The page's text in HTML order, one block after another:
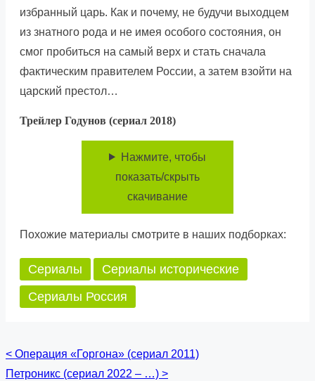
избранный царь. Как и почему, не будучи выходцем
из знатного рода и не имея особого состояния, он
смог пробиться на самый верх и стать сначала
фактическим правителем России, а затем взойти на
царский престол…
Трейлер Годунов (сериал 2018)
Нажмите, чтобы
показать/скрыть
скачивание
Похожие материалы смотрите в наших подборках:
Сериалы
Сериалы исторические
Сериалы Россия
Posts
< Операция «Горгона» (сериал 2011)
Петроникс (сериал 2022 – …) >